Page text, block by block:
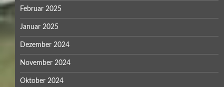
Februar 2025
Januar 2025
Dezember 2024
November 2024
Oktober 2024